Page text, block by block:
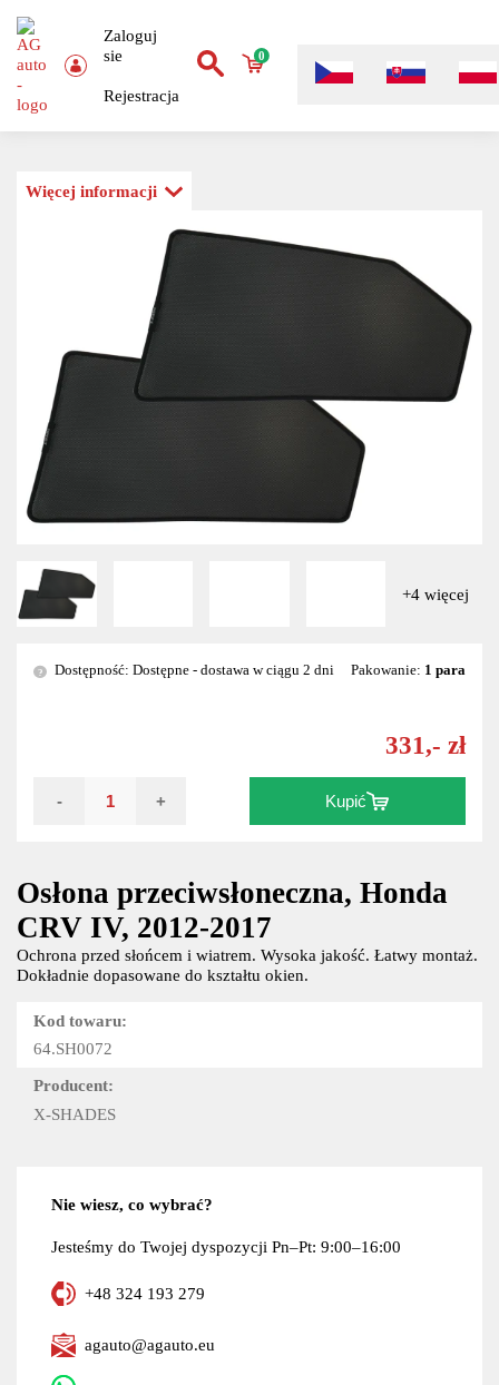
Zaloguj
sie
Rejestracja
0
Więcej informacji
+4 więcej
Osłona przeciwsłoneczna, Honda
CRV IV, 2012-2017
Ochrona przed słońcem i wiatrem. Wysoka jakość. Łatwy montaż.
Dokładnie dopasowane do kształtu okien.
Kod towaru:
64.SH0072
Producent:
X-SHADES
? Dostępność: Dostępne - dostawa w ciągu 2 dni Pakowanie: 1 para
331,- zł
- + Kupić
Nie wiesz, co wybrać?
Jesteśmy do Twojej dyspozycji Pn–Pt: 9:00–16:00
+48 324 193 279
agauto@agauto.eu